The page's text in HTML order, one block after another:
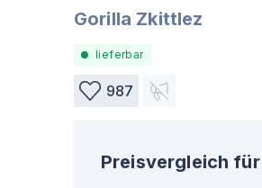
Gorilla Zkittlez
lieferbar
987
Preisvergleich für